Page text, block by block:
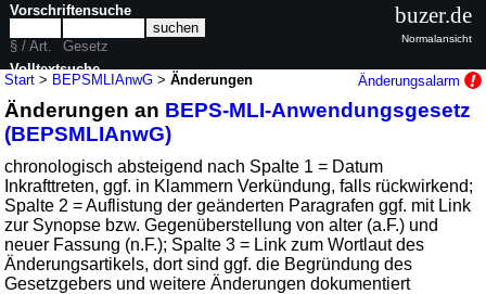
Start > BEPSMLIAnwG >Änderungen Änderungsalarm
Änderungen an BEPS-MLI-Anwendungsgesetz
(BEPSMLIAnwG)
chronologisch absteigend nach Spalte 1 = Datum
Inkrafttreten, ggf. in Klammern Verkündung, falls rückwirkend;
Spalte 2 = Auflistung der geänderten Paragrafen ggf. mit Link
zur Synopse bzw. Gegenüberstellung von alter (a.F.) und
neuer Fassung (n.F.); Spalte 3 = Link zum Wortlaut des
Änderungsartikels, dort sind ggf. die Begründung des
Gesetzgebers und weitere Änderungen dokumentiert
Vorschriftensuche
§ / Art.
Gesetz
Volltextsuche
nur in BEPSMLIAnwG
buzer.de
Normalansicht